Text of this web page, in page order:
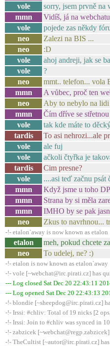
vole
sorry, jsem prvně na
mmn
Vidíš, já na
vole
pojede zas někdy
neo
Zalezi na BIS ...
neo
:D
vole
ahoj andreji, jak se
vole
?
neo
mmt.. telefon... vola
mmn
A vůbec, proč ten
neo
Aby to nebylo na lidi
mmn
Čím dříve se
vole
tak kde máte to
tardis
To asi nehrozi...ale
vole
ale fuj
vole
ačkoli čtyřka je
tardis
Cim presne?
vole
....asi teď začnu
mmn
Když jsme u toho
mmn
Strana by si měla
mmn
IMHO by se pak
neo
Zkus to navrhnou...
-!- etalon`away is now known as etalon
etalon
meh, pokud chcete
neo
To udelej, ne? :)
-!- etalon is now known as etalon`away
-!- vole [~webchat@irc.pirati.cz] has
--- Log closed Sat Dec 20 22:43:11
--- Log opened Sat Dec 20 22:43:13
-!- blondie [~sheepdog@irc.pirati.cz]
-!- Irssi: #chliv: Total of 19 nicks [2
-!- Irssi: Join to #chliv was synced in 10
-!- zabzicek
-!- TheCultist [~autor@irc.pirati.cz]